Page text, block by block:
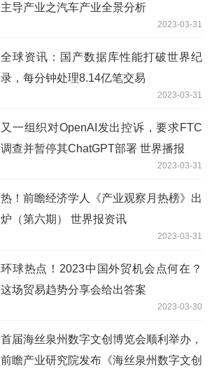
主导产业之汽车产业全景分析
2023-03-31
全球资讯：国产数据库性能打破世界纪
录，每分钟处理8.14亿笔交易
2023-03-31
又一组织对OpenAI发出控诉，要求FTC
调查并暂停其ChatGPT部署 世界播报
2023-03-31
热！前瞻经济学人《产业观察月热榜》出
炉（第六期） 世界报资讯
2023-03-31
环球热点！2023中国外贸机会点何在？
这场贸易趋势分享会给出答案
2023-03-30
首届海丝泉州数字文创博览会顺利举办，
前瞻产业研究院发布《海丝泉州数字文创